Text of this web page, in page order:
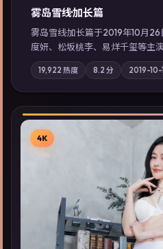
雾岛雪线·加长篇
雾岛雪线·加长篇于2019年10月
度妍、松坂桃李、易烊千玺等主
技与人性的边界在实验事故后逐
质；站内亦可通过「国产免费观
同类型高分佳作，畅享高清在线
19,922 热度 8.2 分 2019-10-
4K